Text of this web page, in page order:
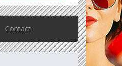
Contact